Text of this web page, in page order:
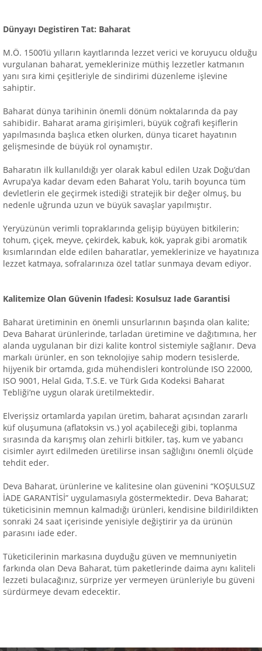
Dünyayı Degistiren Tat: Baharat
M.Ö. 1500’lü yılların kayıtlarında lezzet verici ve koruyucu olduğu
vurgulanan baharat, yemeklerinize müthiş lezzetler katmanın
yanı sıra kimi çeşitleriyle de sindirimi düzenleme işlevine
sahiptir.
Baharat dünya tarihinin önemli dönüm noktalarında da pay
sahibidir. Baharat arama girişimleri, büyük coğrafi keşiflerin
yapılmasında başlıca etken olurken, dünya ticaret hayatının
gelişmesinde de büyük rol oynamıştır.
Baharatın ilk kullanıldığı yer olarak kabul edilen Uzak Doğu’dan
Avrupa’ya kadar devam eden Baharat Yolu, tarih boyunca tüm
devletlerin ele geçirmek istediği stratejik bir değer olmuş, bu
nedenle uğrunda uzun ve büyük savaşlar yapılmıştır.
Yeryüzünün verimli topraklarında gelişip büyüyen bitkilerin;
tohum, çiçek, meyve, çekirdek, kabuk, kök, yaprak gibi aromatik
kısımlarından elde edilen baharatlar, yemeklerinize ve hayatınıza
lezzet katmaya, sofralarınıza özel tatlar sunmaya devam ediyor.
Kalitemize Olan Güvenin Ifadesi: Kosulsuz Iade Garantisi
Baharat üretiminin en önemli unsurlarının başında olan kalite;
Deva Baharat ürünlerinde, tarladan üretimine ve dağıtımına, her
alanda uygulanan bir dizi kalite kontrol sistemiyle sağlanır. Deva
markalı ürünler, en son teknolojiye sahip modern tesislerde,
hijyenik bir ortamda, gıda mühendisleri kontrolünde ISO 22000,
ISO 9001, Helal Gıda, T.S.E. ve Türk Gıda Kodeksi Baharat
Tebliği’ne uygun olarak üretilmektedir.
Elverişsiz ortamlarda yapılan üretim, baharat açısından zararlı
küf oluşumuna (aflatoksin vs.) yol açabileceği gibi, toplanma
sırasında da karışmış olan zehirli bitkiler, taş, kum ve yabancı
cisimler ayırt edilmeden üretilirse insan sağlığını önemli ölçüde
tehdit eder.
Deva Baharat, ürünlerine ve kalitesine olan güvenini “KOŞULSUZ
İADE GARANTİSİ” uygulamasıyla göstermektedir. Deva Baharat;
tüketicisinin memnun kalmadığı ürünleri, kendisine bildirildikten
sonraki 24 saat içerisinde yenisiyle değiştirir ya da ürünün
parasını iade eder.
Tüketicilerinin markasına duyduğu güven ve memnuniyetin
farkında olan Deva Baharat, tüm paketlerinde daima aynı kaliteli
lezzeti bulacağınız, sürprize yer vermeyen ürünleriyle bu güveni
sürdürmeye devam edecektir.